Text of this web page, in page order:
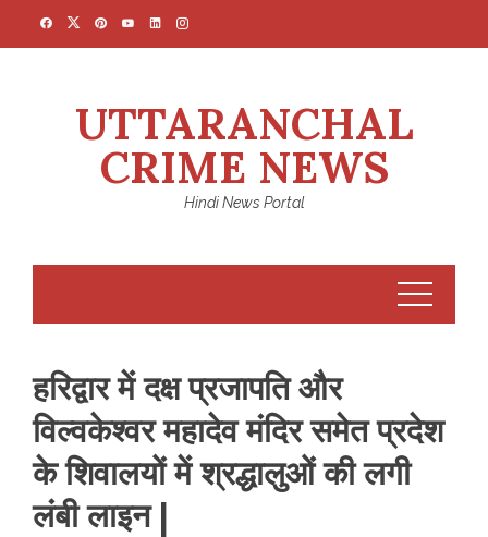
UTTARANCHAL
CRIME NEWS
Hindi News Portal
हरिद्वार में दक्ष प्रजापति और
विल्वकेश्वर महादेव मंदिर समेत प्रदेश
के शिवालयों में श्रद्धालुओं की लगी
लंबी लाइन |